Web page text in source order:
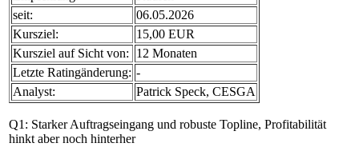
seit:
06.05.2026
Kursziel:
15,00 EUR
Kursziel auf Sicht von:
12 Monaten
Letzte Ratingänderung: -
Analyst:
Patrick Speck, CESGA
Q1: Starker Auftragseingang und robuste Topline, Profitabilität
hinkt aber noch hinterher